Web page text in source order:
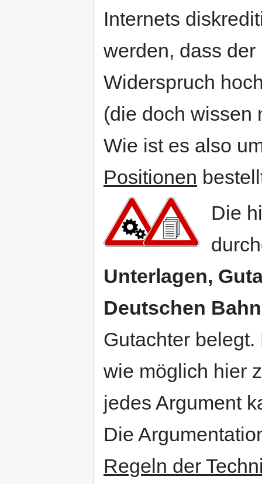
Internets
werden, dass
Widerspruch
(die doch wissen
Wie ist es also
Positionen
Die
Unterlagen,
Deutschen
Gutachter
wie möglich hier
jedes Argument
Die
Regeln der